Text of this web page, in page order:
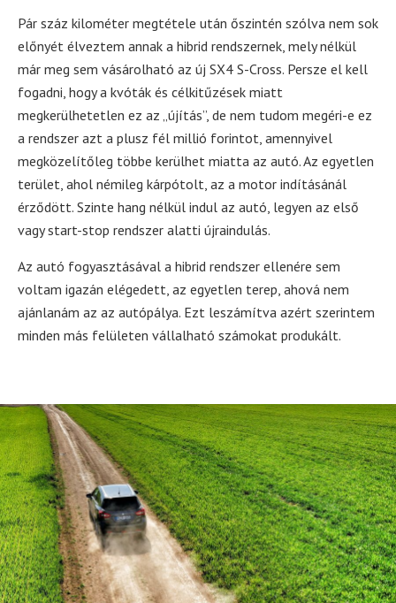
Pár száz kilométer megtétele után őszintén szólva nem sok
előnyét élveztem annak a hibrid rendszernek, mely nélkül
már meg sem vásárolható az új SX4 S-Cross. Persze el kell
fogadni, hogy a kvóták és célkitűzések miatt
megkerülhetetlen ez az „újítás”, de nem tudom megéri-e ez
a rendszer azt a plusz fél millió forintot, amennyivel
megközelítőleg többe kerülhet miatta az autó. Az egyetlen
terület, ahol némileg kárpótolt, az a motor indításánál
érződött. Szinte hang nélkül indul az autó, legyen az első
vagy start-stop rendszer alatti újraindulás.
Az autó fogyasztásával a hibrid rendszer ellenére sem
voltam igazán elégedett, az egyetlen terep, ahová nem
ajánlanám az az autópálya. Ezt leszámítva azért szerintem
minden más felületen vállalható számokat produkált.